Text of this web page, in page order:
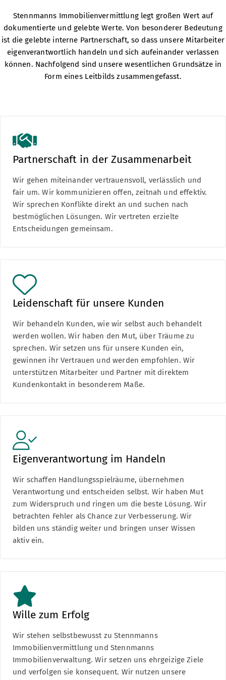
Stennmanns Immobilienvermittlunglegt großen Wert auf
dokumentierte und gelebte Werte. Von besonderer Bedeutung
ist die gelebte interne Partnerschaft, so dass unsere Mitarbeiter
eigenverantwortlich handeln und sich aufeinander verlassen
können. Nachfolgend sind unsere wesentlichen Grundsätze in
Form eines Leitbilds zusammengefasst.
Partnerschaft in der Zusammenarbeit
Wir gehen miteinander vertrauensvoll, verlässlich und
fair um. Wir kommunizieren offen, zeitnah und effektiv.
Wir sprechen Konflikte direkt an und suchen nach
bestmöglichen Lösungen. Wir vertreten erzielte
Entscheidungen gemeinsam.
Leidenschaft für unsere Kunden
Wir behandeln Kunden, wie wir selbst auch behandelt
werden wollen. Wir haben den Mut, über Träume zu
sprechen. Wir setzen uns für unsere Kunden ein,
gewinnen ihr Vertrauen und werden empfohlen. Wir
unterstützen Mitarbeiter und Partner mit direktem
Kundenkontakt in besonderem Maße.
Eigenverantwortung im Handeln
Wir schaffen Handlungsspielräume, übernehmen
Verantwortung und entscheiden selbst. Wir haben Mut
zum Widerspruch und ringen um die beste Lösung. Wir
betrachten Fehler als Chance zur Verbesserung. Wir
bilden uns ständig weiter und bringen unser Wissen
aktiv ein.
Wille zum Erfolg
Wir stehen selbstbewusst zu Stennmanns
Immobilienvermittlung und Stennmanns
Immobilienverwaltung. Wir setzen uns ehrgeizige Ziele
und verfolgen sie konsequent. Wir nutzen unsere